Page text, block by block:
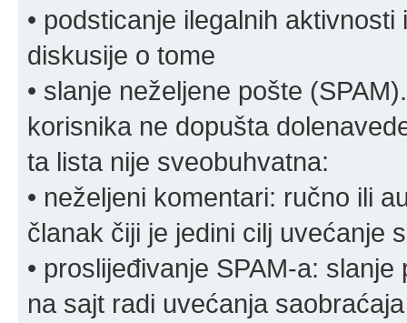
• podsticanje ilegalnih
diskusije o tome
• slanje neželjene pošte
korisnika ne dopušta
ta lista nije sveobuhvatna:
• neželjeni komentari: ručno ili
članak čiji je jedini cilj uvećanje
• proslijeđivanje SPAM-a:
na sajt radi uvećanja